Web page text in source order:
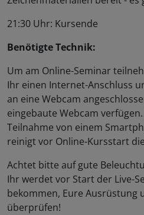
21:30 Uhr: Kursende
Benötigte Technik:
Um am Online-Seminar
Ihr einen Internet-Anschluss
an eine Webcam
eingebaute Webcam
Teilnahme von einem
reinigt vor Online-Kursstart
Achtet bitte auf gute
Ihr werdet vor Start der Live-
bekommen, Eure Ausrüstung
überprüfen!